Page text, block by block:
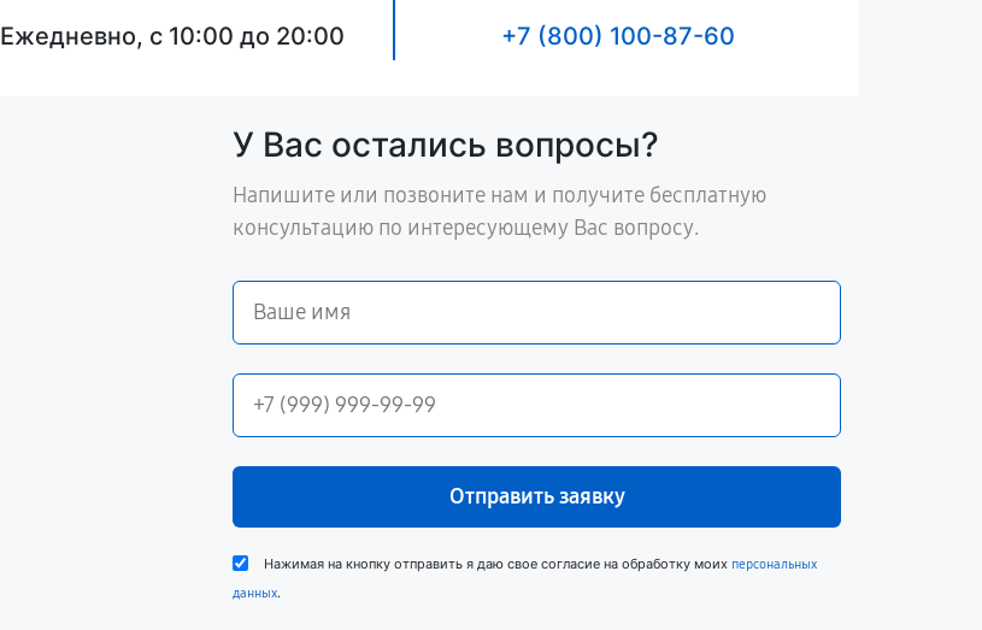
Ежедневно, с 10:00 до 20:00 +7 (800) 100-87-60
У Вас остались вопросы?
Напишите или позвоните нам и получите бесплатную
консультацию по интересующему Вас вопросу.
Отправить заявку
Нажимая на кнопку отправить я даю свое согласие на обработку моих персональных
данных.